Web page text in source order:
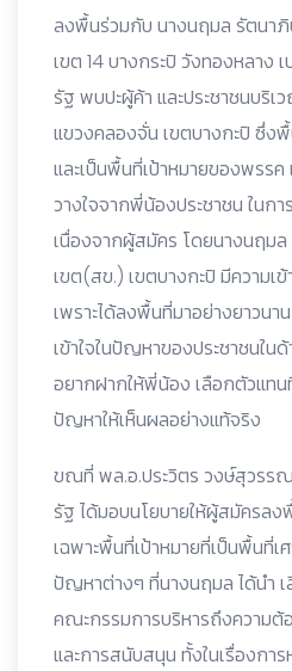
ลงพื้นร่วมกับ นางนฤมล รัตนา
เขต 14 บางกระปิ วังทองหลาง
รัฐ พบปะผู้ค้า และประชาชนบริ
แขวงคลองจั่น เขตบางกะปิ ซึ่ง
และเป็นพื้นที่เป้าหมายของพรรค
วางใจจากพี่น้องประชาชน ในก
เนื่องจากผู้สมัคร โดยนางนฤม
เขต(สข.) เขตบางกะปิ มีความเ
เพราะได้ลงพื้นที่มาอย่างยาวนา
เข้าใจในปัญหาของประชาชนใน
อยากฝากให้พี่น้อง เลือกตัวแทน
ปัญหาให้เห็นผลอย่างแท้จริง
ขณที่ พล.อ.ประวิตร วงษ์สุวรร
รัฐ ได้มอบนโยบายให้ผู้สมัครล
เฉพาะพื้นที่เป้าหมายที่เป็นพื้นที่
ปัญหาต่างๆ ที่นางนฤมล ได้นำ
คณะกรรมการบริหารถึงความต้
และการสนับสนุน ทั้งในเรื่องกา